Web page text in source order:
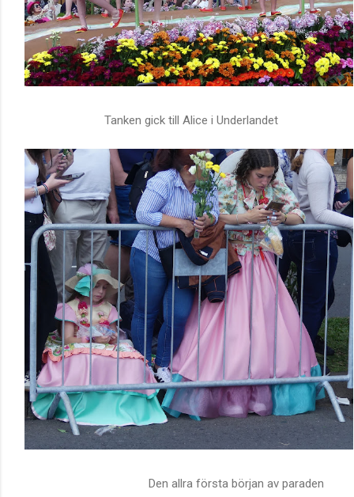
Tanken gick till Alice i Underlandet
Den allra första början av paraden